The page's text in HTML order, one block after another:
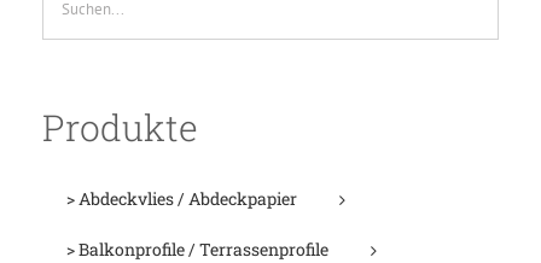
Produkte
> Abdeckvlies / Abdeckpapier
> Balkonprofile / Terrassenprofile